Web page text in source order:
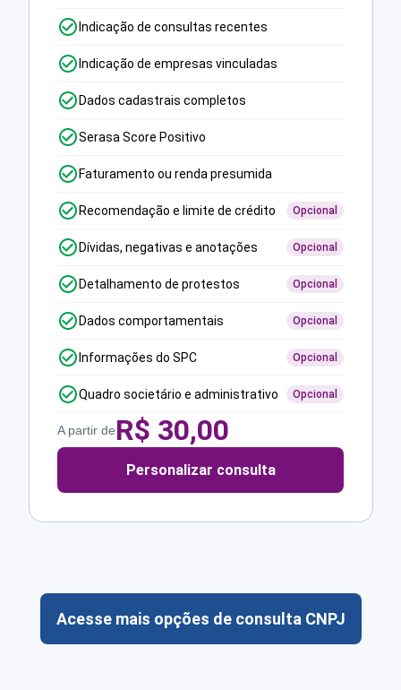
Indicação de consultas recentes
Indicação de empresas vinculadas
Dados cadastrais completos
Serasa Score Positivo
Faturamento ou renda presumida
Recomendação e limite de crédito Opcional
Dívidas, negativas e anotações Opcional
Detalhamento de protestos Opcional
Dados comportamentais Opcional
Informações do SPC Opcional
Quadro societário e administrativo Opcional
A partir deR$ 30,00
Personalizar consulta
Acesse mais opções de consulta CNPJ